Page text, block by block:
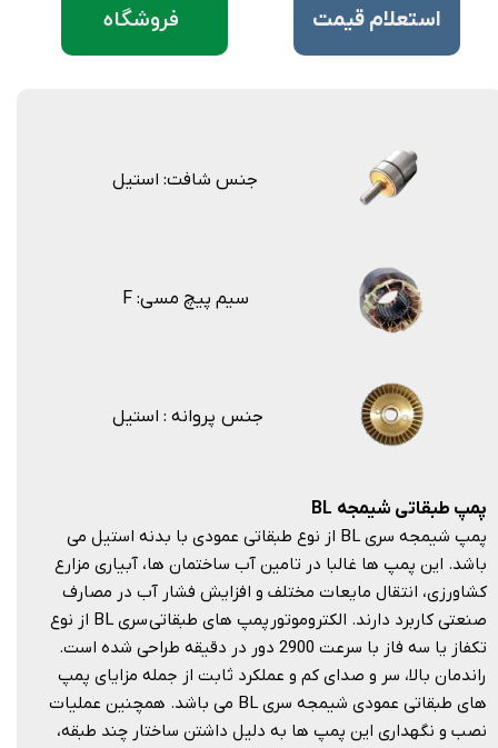
پمپ طبقاتی شیمجه
پمپ شیمجه سری BL از نوع طبقاتی عمودی با بدنه استیل می
باشد. این پمپ ها غالبا در تامین آب ساختمان ها، آبیاری مزارع
کشاورزی، انتقال مایعات مختلف و افزایش فشار آب در مصارف
صنعتی کاربرد دارند. الکتروموتور پمپ های طبقاتی سری BL از نوع
تکفاز یا سه فاز با سرعت 2900 دور در دقیقه طراحی شده است.
راندمان بالا، سر و صدای کم و عملکرد ثابت از جمله مزایای پمپ
های طبقاتی عمودی شیمجه سری BL می باشد. همچنین عملیات
نصب و نگهداری این پمپ ها به دلیل داشتن ساختار چند طبقه،
F :سیم پیچ مسی
جنس پروانه : استیل
جنس شافت: استیل
فروشگاه ​استعلام قیمت